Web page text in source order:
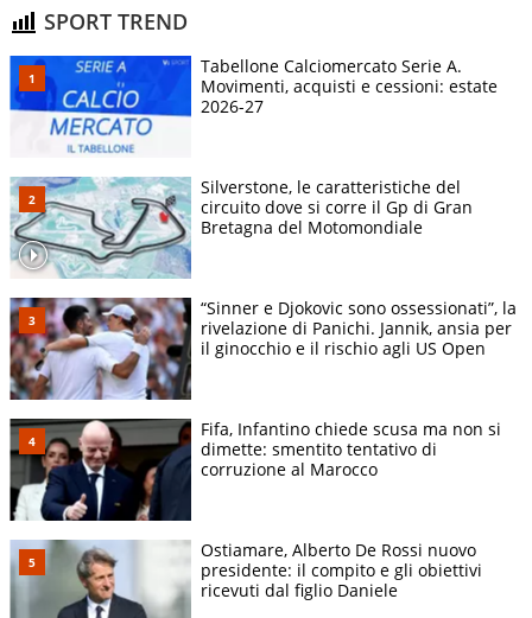
SPORT TREND
Tabellone Calciomercato Serie A.
Movimenti, acquisti e cessioni: estate
2026-27
Silverstone, le caratteristiche del
circuito dove si corre il Gp di Gran
Bretagna del Motomondiale
“Sinner e Djokovic sono ossessionati”, la
rivelazione di Panichi. Jannik, ansia per
il ginocchio e il rischio agli US Open
Fifa, Infantino chiede scusa ma non si
dimette: smentito tentativo di
corruzione al Marocco
Ostiamare, Alberto De Rossi nuovo
presidente: il compito e gli obiettivi
ricevuti dal figlio Daniele